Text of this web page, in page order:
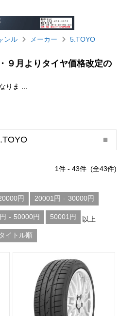
ンル メーカー 5.TOYO
９月よりタイヤ価格改定の
りま ...
1件 -43件 (全43件)
円 20001円 - 30000円
- 50000円 50001円 以上
タイトル順